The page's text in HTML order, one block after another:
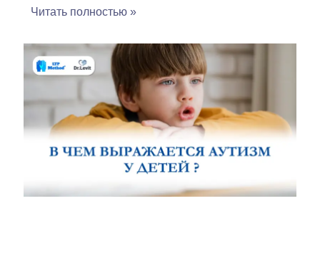
Читать полностью »